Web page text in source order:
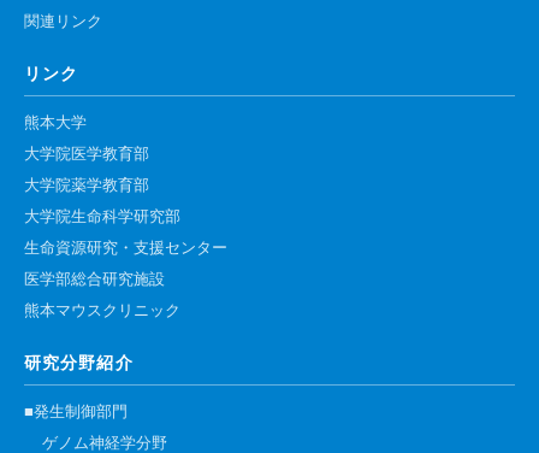
関連リンク
リンク
熊本大学
大学院医学教育部
大学院薬学教育部
大学院生命科学研究部
生命資源研究・支援センター
医学部総合研究施設
熊本マウスクリニック
研究分野紹介
■発生制御部門
ゲノム神経学分野